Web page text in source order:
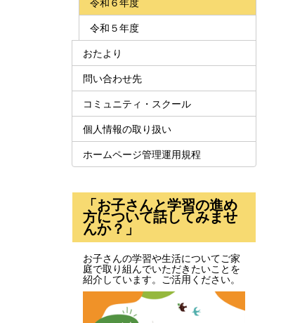
令和５年度
おたより
問い合わせ先
コミュニティ・スクール
個人情報の取り扱い
ホームページ管理運用規程
「お子さんと学習の進め
方について話してみませ
んか？」
お子さんの学習や生活についてご家
庭で取り組んでいただきたいことを
紹介しています。ご活用ください。